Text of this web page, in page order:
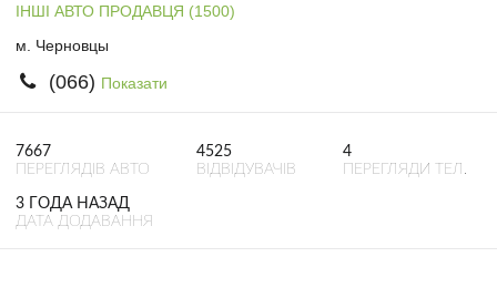
ІНШІ АВТО ПРОДАВЦЯ (1500)
м. Черновцы
(066) Показати
7667
ПЕРЕГЛЯДІВ АВТО
4525
ВІДВІДУВАЧІВ
4
ПЕРЕГЛЯДИ ТЕЛ.
3 ГОДА НАЗАД
ДАТА ДОДАВАННЯ